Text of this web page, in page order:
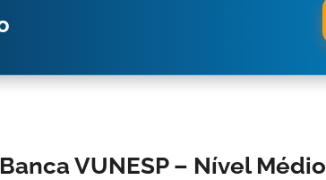
VUNESP – Nível Médio